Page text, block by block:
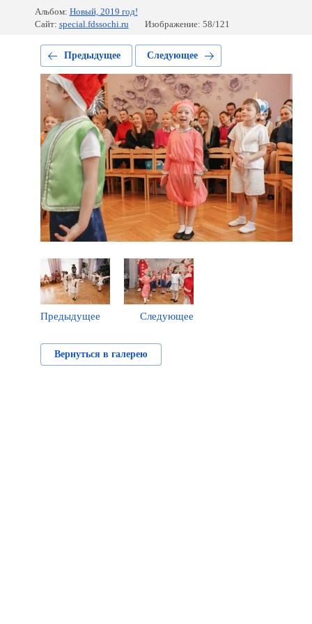
Альбом: Новый, 2019 год!
Сайт: special.fdssochi.ru Изображение: 58/121
Предыдущее Следующее
Предыдущее Следующее
Вернуться в галерею